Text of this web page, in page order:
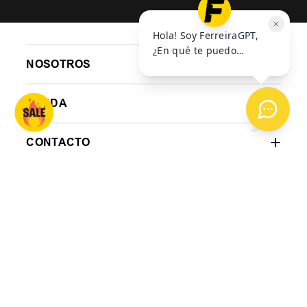
6cuotas SIN interés de
$ 159. 999
cuotas SIN interés de
$ 26.667
6